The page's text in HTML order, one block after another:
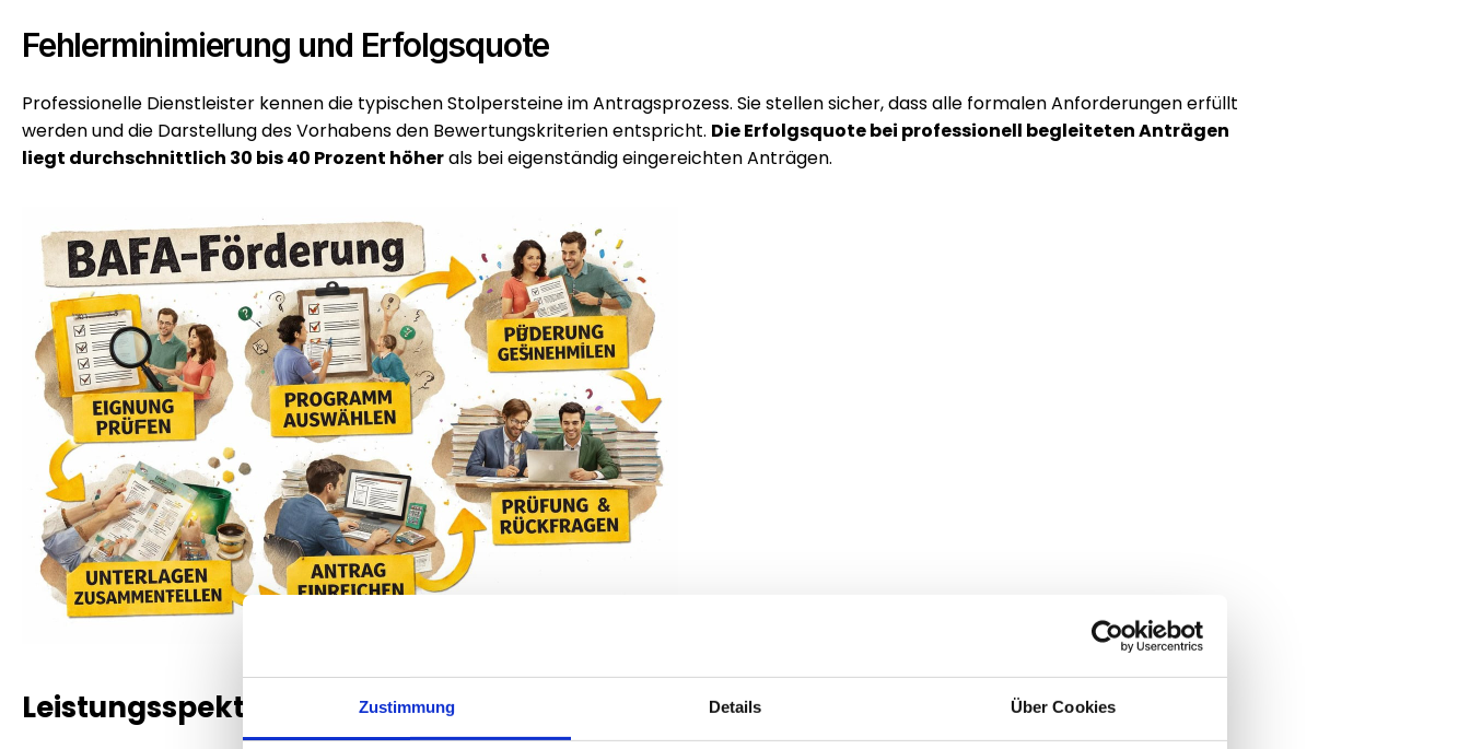
Zustimmung Details Über Cookies
Fehlerminimierung und Erfolgsquote
Professionelle Dienstleister kennen die typischen Stolpersteine im Antragsprozess. Sie stellen sicher, dass alle formalen Anforderungen erfüllt
werden und die Darstellung des Vorhabens den Bewertungskriterien entspricht. Die Erfolgsquote bei professionell begleiteten Anträgen
liegt durchschnittlich 30 bis 40 Prozent höher als bei eigenständig eingereichten Anträgen.
Leistungsspektrum einer Förderagentur